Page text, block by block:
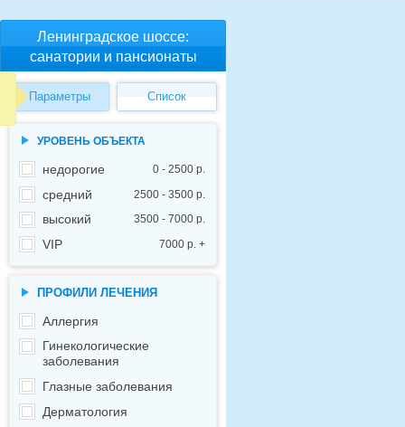
Ленинградское шоссе:
санатории и пансионаты
Параметры Список
УРОВЕНЬ ОБЪЕКТА
недорогие 0 - 2500 р.
средний 2500 - 3500 р.
высокий 3500 - 7000 р.
VIP 7000 р. +
ПРОФИЛИ ЛЕЧЕНИЯ
Аллергия
Гинекологические
заболевания
Глазные заболевания
Дерматология